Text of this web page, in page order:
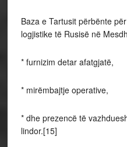
Baza e Tartusit përbënte
logjistike të Rusisë në
* furnizim detar afatgjatë,
* mirëmbajtje operative,
* dhe prezencë të
lindor.[15]